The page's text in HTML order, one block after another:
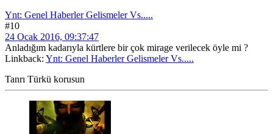
Ynt: Genel Haberler Gelismeler Vs.....
#10
24 Ocak 2016, 09:37:47
Anladığım kadarıyla kürtlere bir çok mirage verilecek öyle mi ?
Linkback: Ynt: Genel Haberler Gelismeler Vs.....
Tanrı Türkü korusun